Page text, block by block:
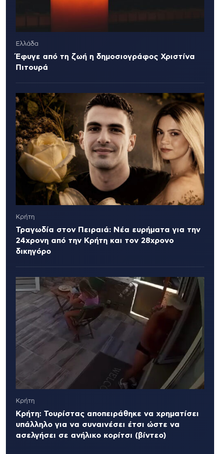
Ελλάδα
Έφυγε από τη ζωή η δημοσιογράφος Χριστίνα
Πιτουρά
Κρήτη
Τραγωδία στον Πειραιά: Νέα ευρήματα για την
24χρονη από την Κρήτη και τον 28χρονο
δικηγόρο
Κρήτη
Κρήτη: Τουρίστας αποπειράθηκε να χρηματίσει
υπάλληλο για να συναινέσει έτσι ώστε να
ασελγήσει σε ανήλικο κορίτσι (βίντεο)